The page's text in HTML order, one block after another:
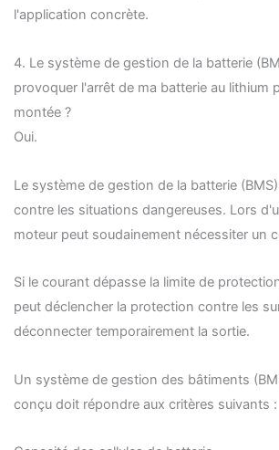
l'application concrète.
4. Le système de gestion de la batterie
provoquer l'arrêt de ma batterie au lithium
montée ?
Oui.
Le système de gestion de la batterie
contre les situations dangereuses. Lors
moteur peut soudainement nécessiter un
Si le courant dépasse la limite de
peut déclencher la protection contre les
déconnecter temporairement la sortie.
Un système de gestion des bâtiments
conçu doit répondre aux critères suivants :